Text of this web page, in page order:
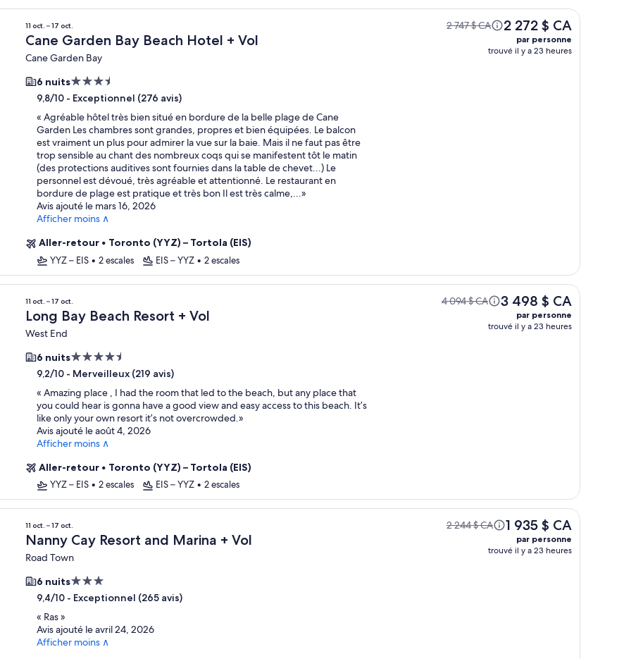
11 oct. – 17 oct.
Cane Garden Bay Beach Hotel + Vol
Cane Garden Bay
6 nuitsHébergement
3.5 étoiles
9,8/10 - Exceptionnel (276 avis)
« Agréable hôtel très bien situé en bordure de la belle plage de Cane
Garden Les chambres sont grandes, propres et bien équipées. Le balcon
est vraiment un plus pour admirer la vue sur la baie. Mais il ne faut pas être
trop sensible au chant des nombreux coqs qui se manifestent tôt le matin
(des protections auditives sont fournies dans la table de chevet...) Le
personnel est dévoué, très agréable et attentionné. Le restaurant en
bordure de plage est pratique et très bon Il est très calme,...»
Avis ajouté le mars 16, 2026
Afficher moins ∧
Aller-retour • Toronto (YYZ) – Tortola (EIS)
YYZ – EIS • 2 escales EIS – YYZ • 2 escales
2 747 $ CA 2 272 $ CA
par personne
trouvé il y a 23 heures
11 oct. – 17 oct.
Long Bay Beach Resort + Vol
West End
6 nuitsHébergement
4.5 étoiles
9,2/10 - Merveilleux (219 avis)
« Amazing place , I had the room that led to the beach, but any place that
you could hear is gonna have a good view and easy access to this beach. It’s
like only your own resort it’s not overcrowded.»
Avis ajouté le août 4, 2026
Afficher moins ∧
Aller-retour • Toronto (YYZ) – Tortola (EIS)
YYZ – EIS • 2 escales EIS – YYZ • 2 escales
4 094 $ CA 3 498 $ CA
par personne
trouvé il y a 23 heures
11 oct. – 17 oct.
Nanny Cay Resort and Marina + Vol
Road Town
6 nuitsHébergement
3.0 étoiles
9,4/10 - Exceptionnel (265 avis)
« Ras»
Avis ajouté le avril 24, 2026
Afficher moins ∧
2 244 $ CA 1 935 $ CA
par personne
trouvé il y a 23 heures